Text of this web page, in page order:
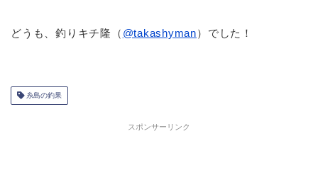
どうも、釣りキチ隆（ @takashyman）でした！
糸島の釣果
スポンサーリンク